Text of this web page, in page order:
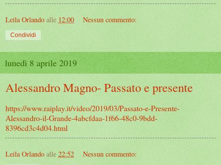
Leila Orlando alle 12:00 Nessun commento:
Condividi
lunedì 8 aprile 2019
Alessandro Magno- Passato e presente
https://www.raiplay.it/video/2019/03/Passato-e-Presente-
Alessandro-il-Grande-4abcfdaa-1f66-48c0-9bdd-
8396cd3c4d04.html
Leila Orlando alle 22:52 Nessun commento: